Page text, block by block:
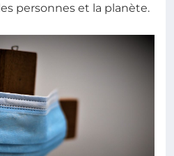
personnes et la planète.